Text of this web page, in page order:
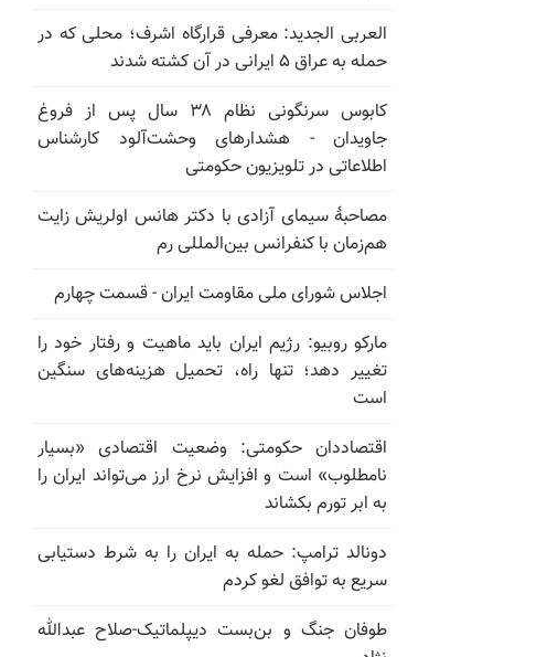
العربی الجدید: معرفی قرارگاه اشرف؛ محلی که در
حمله به عراق ۵ ایرانی در آن کشته شدند
کابوس سرنگونی نظام ۳۸ سال پس از فروغ
جاویدان - هشدارهای وحشت‌آلود کارشناس
اطلاعاتی در تلویزیون حکومتی
مصاحبهٔ سیمای آزادی با دکتر هانس اولریش زایت
هم‌زمان با کنفرانس بین‌المللی رم
اجلاس شورای ملی مقاومت ایران - قسمت چهارم
مارکو روبیو: رژیم ایران باید ماهیت و رفتار خود را
تغییر دهد؛ تنها راه، تحمیل هزینه‌های سنگین
است
اقتصاددان حکومتی: وضعیت اقتصادی «بسیار
نامطلوب» است و افزایش نرخ ارز می‌تواند ایران را
به ابر تورم بکشاند
دونالد ترامپ: حمله به ایران را به شرط دستیابی
سریع به توافق لغو کردم
طوفان جنگ و بن‌بست دیپلماتیک-صلاح عبدالله